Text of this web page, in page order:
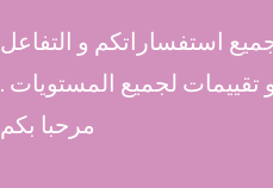
استفساراتكم و التفاعل
تقييمات لجميع المستويات .
مرحبا بكم